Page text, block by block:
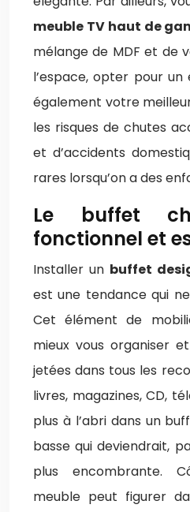
meuble TV haut de
mélange de MDF et de
l’espace, opter pour
également votre
les risques de chutes
et d’accidents
rares lorsqu’on a des
Le buffet
fonctionnel et
Installer un buffet
est une tendance qui
Cet élément de
mieux vous organiser
jetées dans tous les
livres, magazines, CD,
plus à l’abri dans un
basse qui deviendrait,
plus encombrante.
meuble peut figurer